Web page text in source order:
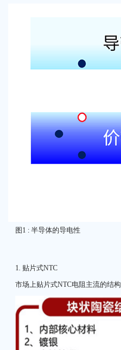
图1 : 半导体的导电性
1. 贴片式NTC
市场上贴片式NTC电阻主流的结